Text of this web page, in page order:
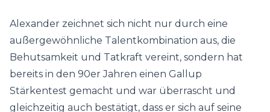
Alexander zeichnet sich nicht nur durch eine
außergewöhnliche Talentkombination aus, die
Behutsamkeit und Tatkraft vereint, sondern hat
bereits in den 90er Jahren einen Gallup
Stärkentest gemacht und war überrascht und
gleichzeitig auch bestätigt, dass er sich auf seine